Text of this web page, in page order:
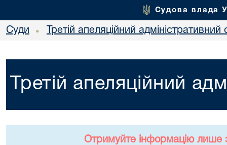
Судова влада
Суди • Третій апеляційний адміністративний
Третій апеляційний
Отримуйте інформацію лише